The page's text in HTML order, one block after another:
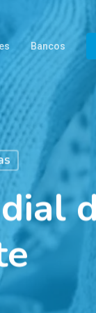
Bancos